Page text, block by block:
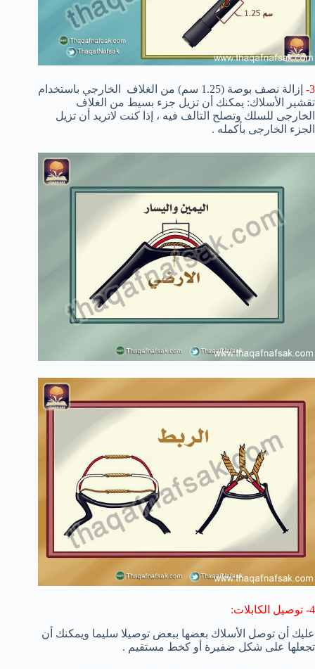
3- إزالة نصف بوصة (
1.25 سم) من الغلاف الخارجي باستخدام
تقشير الأسلاك: يمكنك أن تزيل جزء بسيط من الغلاف
الخارجى للسلك وتصلح التالف فيه ، إذا كنت لاتريد أن تزيل
الجزء الخارجى بأكمله .
4- توصيل الكابلات:
عليك أن توصل الأسلاك بعضها ببعض توصيلا سليما ويمكنك أن
تجعلها على شكل ضفيرة أو كخط مستقيم .